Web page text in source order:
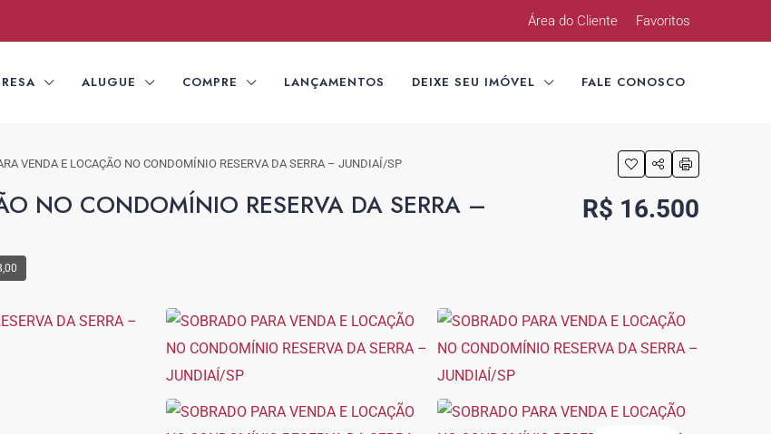
Área do Cliente Favoritos
ALUGUE COMPRE LANÇAMENTOS DEIXE SEU IMÓVEL FALE CONOSCO
VENDA E LOCAÇÃO NO CONDOMÍNIO RESERVA DA SERRA – JUNDIAÍ/SP
NO CONDOMÍNIO RESERVA DA SERRA –
R$ 16.500